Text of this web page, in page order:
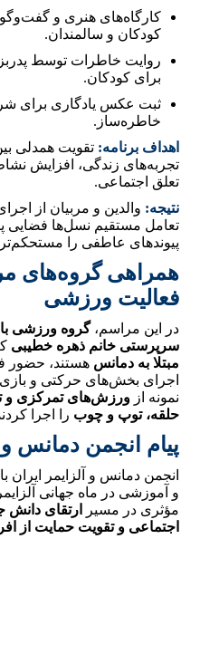
کارگاه‌های هنری و
کودکان و سالمندان.
روایت خاطرات توسط
برای کودکان.
ثبت عکس یادگاری برای
خاطره‌ساز.
اهداف برنامه: تقویت همدلی
تجربه‌های زندگی، افزایش
تعلق اجتماعی.
نتیجه: والدین و مربیان از
تعامل مستقیم نسل‌ها فضایی
پیوندهای عاطفی را
همراهی گروه‌های
فعالیت ورزشی
در این مراسم،گروه ورزشی
سرپرستی خانم ذهره خطیبی
مبتلا به دمانس هستند، حضور
اجرای بخش‌های حرکتی و
نمونه از ورزش‌های تمرکزی و
حلقه، توپ و چوب را اجرا
پیام انجمن دمانس و
انجمن دمانس و آلزایمر ایران
و آموزشی در ماه جهانی
مؤثری در مسیر
ارتقای
اجتماعی و تقویت حمایت از